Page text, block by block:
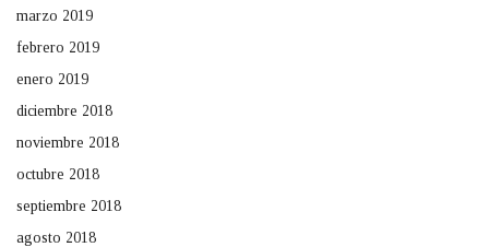
marzo 2019
febrero 2019
enero 2019
diciembre 2018
noviembre 2018
octubre 2018
septiembre 2018
agosto 2018